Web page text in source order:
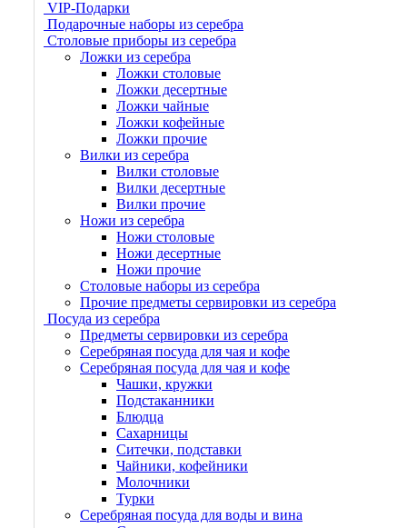
VIP-Подарки
Подарочные наборы из серебра
Столовые приборы из серебра
Ложки из серебра
Ложки столовые
Ложки десертные
Ложки чайные
Ложки кофейные
Ложки прочие
Вилки из серебра
Вилки столовые
Вилки десертные
Вилки прочие
Ножи из серебра
Ножи столовые
Ножи десертные
Ножи прочие
Столовые наборы из серебра
Прочие предметы сервировки из серебра
Посуда из серебра
Предметы сервировки из серебра
Серебряная посуда для чая и кофе
Серебряная посуда для чая и кофе
Чашки, кружки
Подстаканники
Блюдца
Сахарницы
Ситечки, подставки
Чайники, кофейники
Молочники
Турки
Серебряная посуда для воды и вина